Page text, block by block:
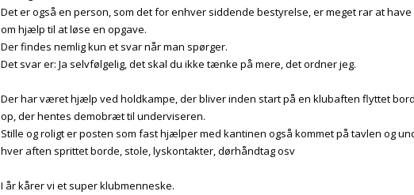
Det er også en person, som det for enhver siddende bestyrelse, er meget rar at
om hjælp til at løse en opgave.
Der findes nemlig kun et svar når man spørger.
Det svar er: Ja selvfølgelig, det skal du ikke tænke på mere, det ordner jeg.
Der har været hjælp ved holdkampe, der bliver inden start på en klubaften flyttet
op, der hentes demobræt til underviseren.
Stille og roligt er posten som fast hjælper med kantinen også kommet på tavlen og
hver aften sprittet borde, stole, lyskontakter, dørhåndtag osv
I år kårer vi et super klubmenneske.